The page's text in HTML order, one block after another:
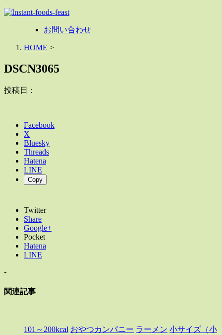
お問い合わせ
HOME >
DSCN3065
投稿日：
Facebook
X
Bluesky
Threads
Hatena
LINE
Copy
Twitter
Share
Google+
Pocket
Hatena
LINE
-
関連記事
101～200kcal おやつカンパニー ラーメン 小サイズ（小